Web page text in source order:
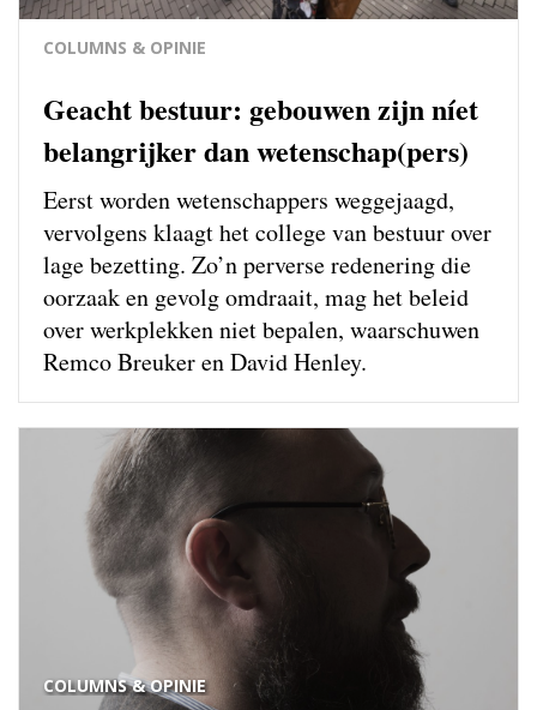
COLUMNS & OPINIE
Geacht bestuur: gebouwen zijn níet
belangrijker dan wetenschap(pers)
Eerst worden wetenschappers weg­gejaagd,
vervolgens klaagt het college van bestuur over
lage bezetting. Zo’n perverse redenering die
oorzaak en gevolg omdraait, mag het beleid
over werkplekken niet bepalen, waarschuwen
Remco Breuker en David Henley.
COLUMNS & OPINIE